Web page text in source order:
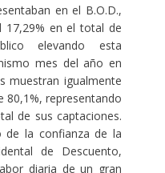
en el B.O.D.,
en el total de
elevando esta
mes del año en
muestran igualmente
representando
de sus captaciones.
de la confianza de la
de Descuento,
diaria de un gran